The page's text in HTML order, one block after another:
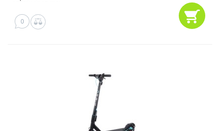
0